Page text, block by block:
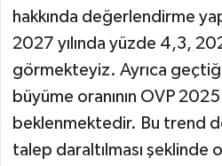
hakkında değerlendirme
2027 yılında yüzde 4,3,
görmekteyiz. Ayrıca
büyüme oranının OVP
beklenmektedir. Bu trend
talep daraltılması şeklinde